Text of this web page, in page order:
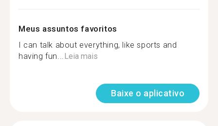
Meus assuntos favoritos
I can talk about everything, like sports and
having fun...Leia mais
Baixe o aplicativo